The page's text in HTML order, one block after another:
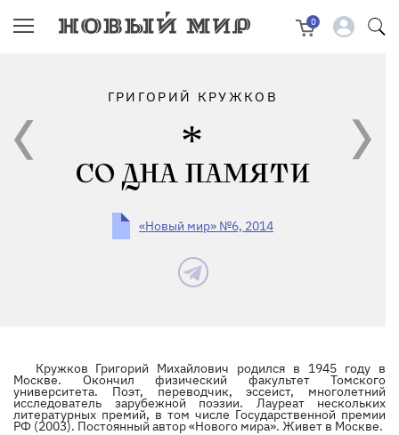
0
ГРИГОРИЙ КРУЖКОВ
СО ДНА ПАМЯТИ
«Новый мир» №6, 2014
Кружков Григорий Михайлович родился в 1945 году в
Москве. Окончил физический факультет Томского
университета. Поэт, переводчик, эссеист, многолетний
исследователь зарубежной поэзии. Лауреат нескольких
литературных премий, в том числе Государственной премии
РФ (2003). Постоянный автор «Нового мира». Живет в Москве.